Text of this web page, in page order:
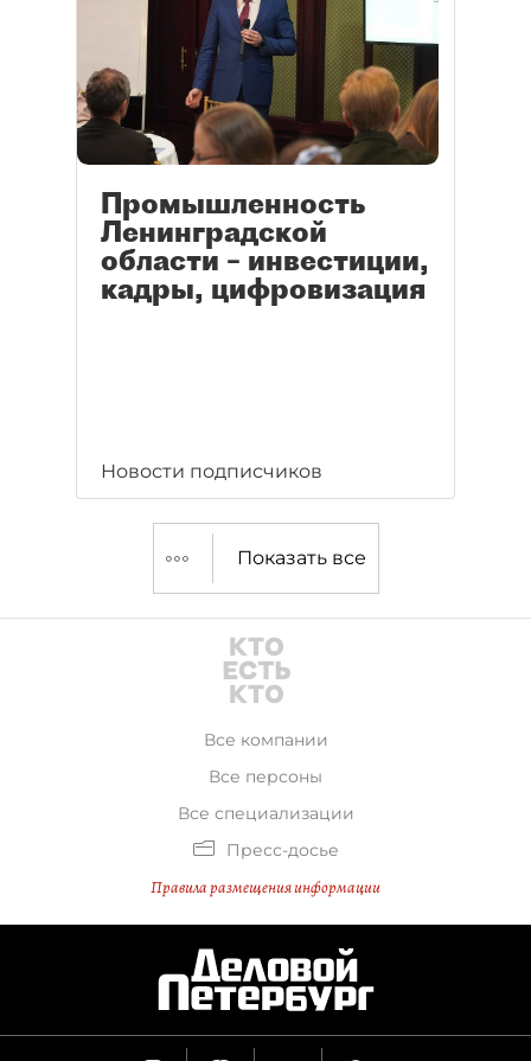
Промышленность
Ленинградской
области – инвестиции,
кадры, цифровизация
Новости подписчиков
Показать все
Все компании
Все персоны
Все специализации
Пресс-досье
Правила размещения информации